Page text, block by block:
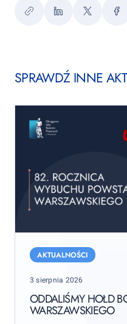
KopiujLinkedInTwitter
SPRAWDŹ INNE
hołd
Powstania
Warszawskiego
AKTUALNOŚCI
Posted
3 sierpnia 2026
ODDALIŚMY HOŁD
WARSZAWSKIEGO